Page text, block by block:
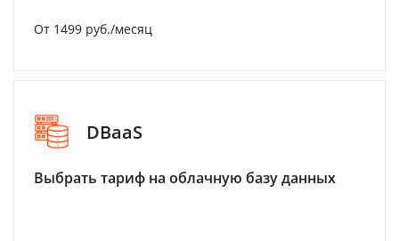
От 1499 руб./месяц
DBaaS
Выбрать тариф на облачную базу данных